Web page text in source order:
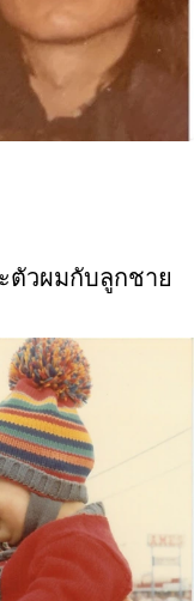
ตัวผมกับลูกชาย